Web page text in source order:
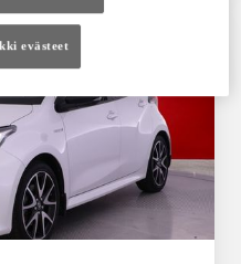
evästeet